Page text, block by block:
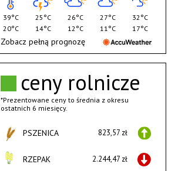
ceny rolnicze
*Prezentowane ceny to średnia z okresu
ostatnich 6 miesięcy.
PSZENICA 823,57 zł
RZEPAK 2.244,47 zł
39°C
20°C
25°C
14°C
26°C
12°C
27°C
11°C
32°C
17°C
Zobacz pełną prognozę